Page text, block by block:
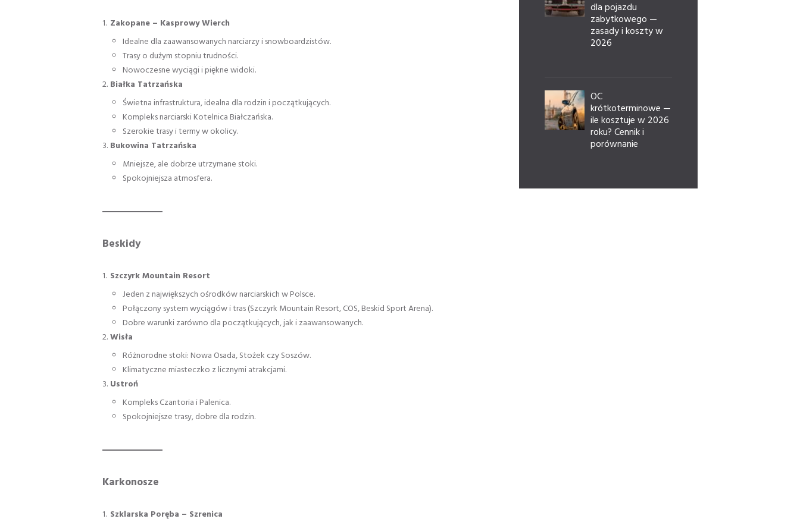
Zakopane – Kasprowy Wierch
Idealne dla zaawansowanych narciarzy i snowboardzistów.
Trasy o dużym stopniu trudności.
Nowoczesne wyciągi i piękne widoki.
Białka Tatrzańska
Świetna infrastruktura, idealna dla rodzin i początkujących.
Kompleks narciarski Kotelnica Białczańska.
Szerokie trasy i termy w okolicy.
Bukowina Tatrzańska
Mniejsze, ale dobrze utrzymane stoki.
Spokojniejsza atmosfera.
Beskidy
Szczyrk Mountain Resort
Jeden z największych ośrodków narciarskich w Polsce.
Połączony system wyciągów i tras (Szczyrk Mountain Resort, COS, Beskid Sport Arena).
Dobre warunki zarówno dla początkujących, jak i zaawansowanych.
Wisła
Różnorodne stoki: Nowa Osada, Stożek czy Soszów.
Klimatyczne miasteczko z licznymi atrakcjami.
Ustroń
Kompleks Czantoria i Palenica.
Spokojniejsze trasy, dobre dla rodzin.
Karkonosze
Szklarska Poręba – Szrenica
dla pojazdu
zabytkowego —
zasady i koszty w
2026
OC
krótkoterminowe —
ile kosztuje w 2026
roku? Cennik i
porównanie